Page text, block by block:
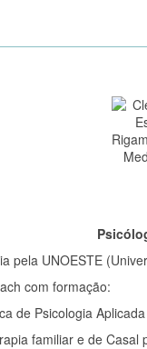
pela UNOESTE
com formação:
de Psicologia
familiar e de Casal